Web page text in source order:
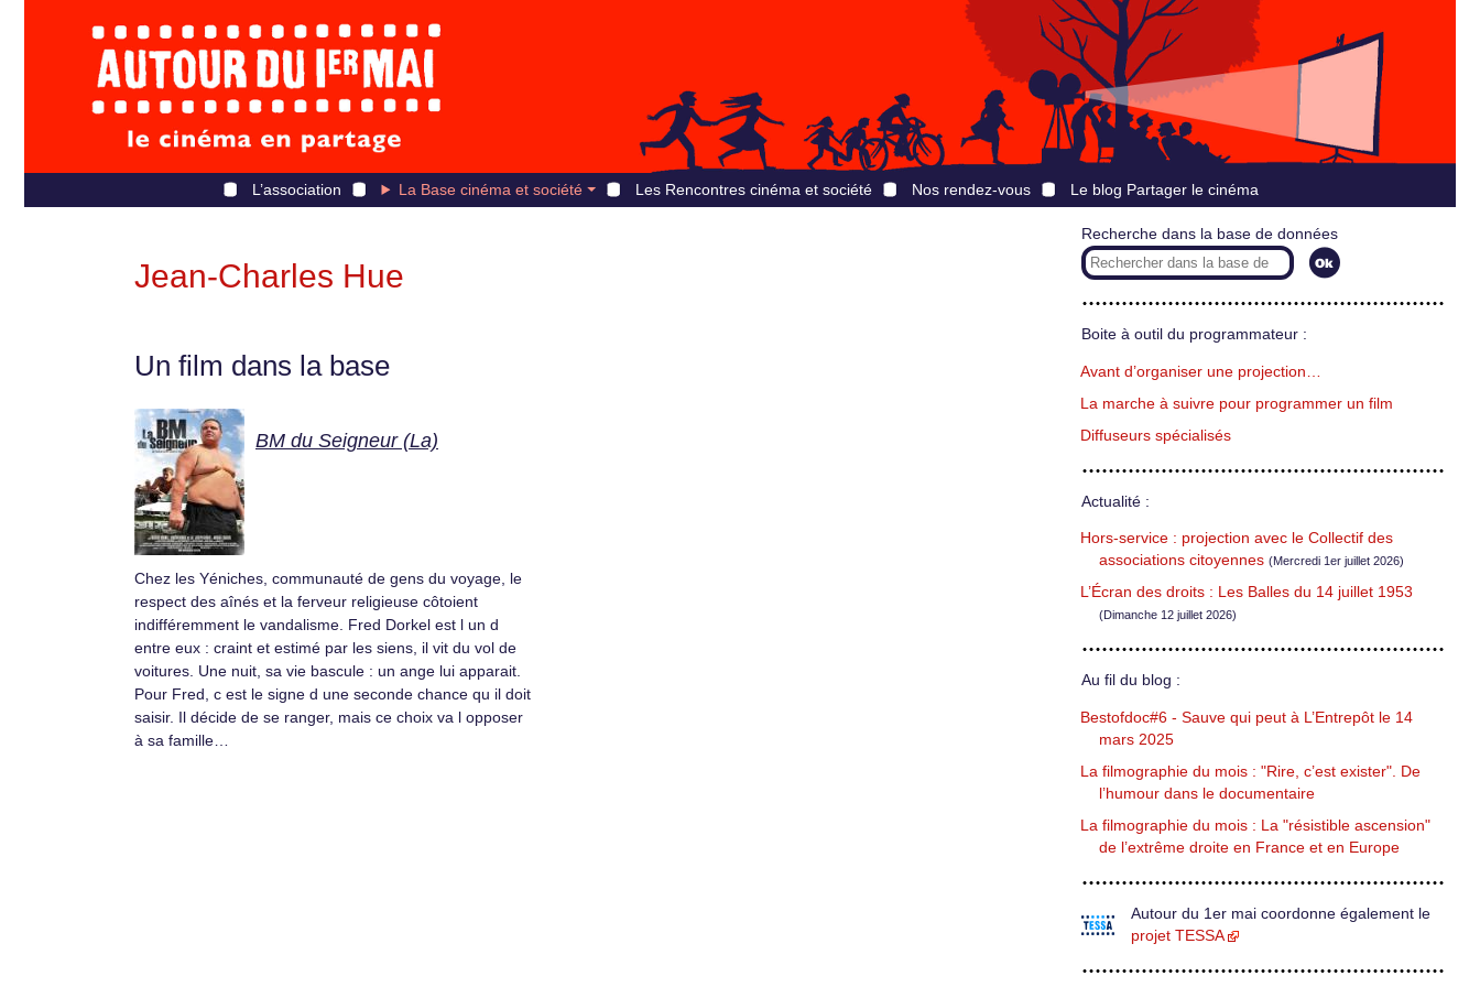
L’association La Base cinéma et société Les Rencontres cinéma et société Nos rendez-vous Le blog Partager le cinéma
Jean-Charles Hue
Un film dans la base
BM du Seigneur (La)
Chez les Yéniches, communauté de gens du voyage, le
respect des aînés et la ferveur religieuse côtoient
indifféremment le vandalisme. Fred Dorkel est l un d
entre eux : craint et estimé par les siens, il vit du vol de
voitures. Une nuit, sa vie bascule : un ange lui apparait.
Pour Fred, c est le signe d une seconde chance qu il doit
saisir. Il décide de se ranger, mais ce choix va l opposer
à sa famille…
Recherche dans la base de données
Boite à outil du programmateur :
Avant d’organiser une projection…
La marche à suivre pour programmer un film
Diffuseurs spécialisés
Actualité :
Hors-service : projection avec le Collectif des
associations citoyennes (Mercredi 1er juillet 2026)
L’Écran des droits : Les Balles du 14 juillet 1953
(Dimanche 12 juillet 2026)
Au fil du blog :
Bestofdoc#6 - Sauve qui peut à L’Entrepôt le 14
mars 2025
La filmographie du mois : "Rire, c’est exister". De
l’humour dans le documentaire
La filmographie du mois : La "résistible ascension"
de l’extrême droite en France et en Europe
Autour du 1er mai coordonne également le
projet TESSA